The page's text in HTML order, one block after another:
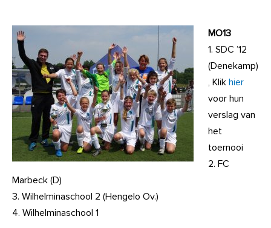
MO13
1. SDC ’12
(Denekamp)
, Klik hier
voor hun
verslag van
het
toernooi
2. FC
Marbeck (D)
3. Wilhelminaschool 2 (Hengelo Ov.)
4. Wilhelminaschool 1